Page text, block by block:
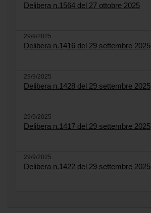
Delibera n.1564 del 27 ottobre 2025
29/9/2025
Delibera n.1416 del 29 settembre 2025
29/9/2025
Delibera n.1428 del 29 settembre 2025
29/9/2025
Delibera n.1417 del 29 settembre 2025
29/9/2025
Delibera n.1422 del 29 settembre 2025